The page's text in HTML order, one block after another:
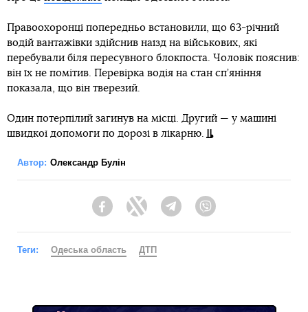
Правоохоронці попередньо встановили, що 63-річний
водій вантажівки здійснив наїзд на військових, які
перебували біля пересувного блокпоста. Чоловік пояснив:
він їх не помітив. Перевірка водія на стан сп’яніння
показала, що він тверезий.
Один потерпілий загинув на місці. Другий — у машині
швидкої допомоги по дорозі в лікарню.
Автор: Олександр Булін
FacebookTwitter Telegram
Теги: Одеська область ДТП